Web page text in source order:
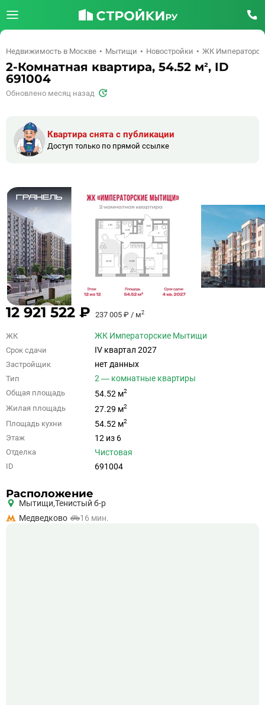
Недвижимость в Москве Мытищи Новостройки ЖК
2-Комнатная квартира, 54.52 м², ID
691004
Обновлено месяц назад
Квартира снята с публикации
Доступ только по прямой ссылке
12 921 522 ₽ 237 005 ₽ / м2
ЖК ЖК Императорские Мытищи
Срок сдачи IV квартал 2027
Застройщик нет данных
Тип 2 — комнатные квартиры
Общая площадь 54.52 м2
Жилая площадь 27.29 м2
Площадь кухни 54.52 м2
Этаж 12 из 6
Отделка Чистовая
ID 691004
Расположение
Мытищи,Тенистый б-р
Медведково
16 мин.